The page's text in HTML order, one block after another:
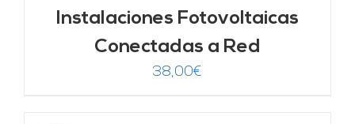
Instalaciones Fotovoltaicas
Conectadas a Red
38,00€